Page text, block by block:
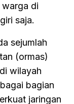
di
saja.
sejumlah
(ormas)
wilayah
bagian
jaringan